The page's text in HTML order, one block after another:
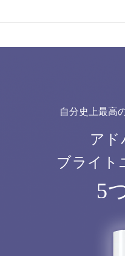
自分史上最高
アド
ブライト
5